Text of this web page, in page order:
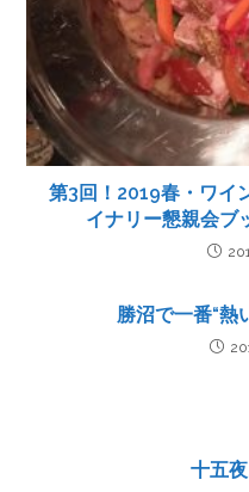
第3回！2019春・ワイ
イナリー懇親会ブ
勝沼で一番“熱
十五夜